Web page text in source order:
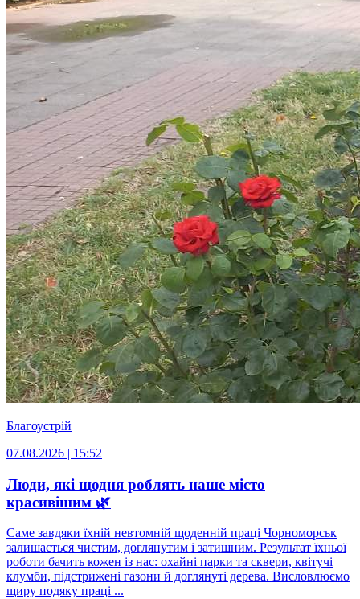
Благоустрій
07.08.2026 | 15:52
Люди, які щодня роблять наше місто
красивішим 🌿
Саме завдяки їхній невтомній щоденній праці Чорноморськ
залишається чистим, доглянутим і затишним. Результат їхньої
роботи бачить кожен із нас: охайні парки та сквери, квітучі
клумби, підстрижені газони й доглянуті дерева. Висловлюємо
щиру подяку праці ...